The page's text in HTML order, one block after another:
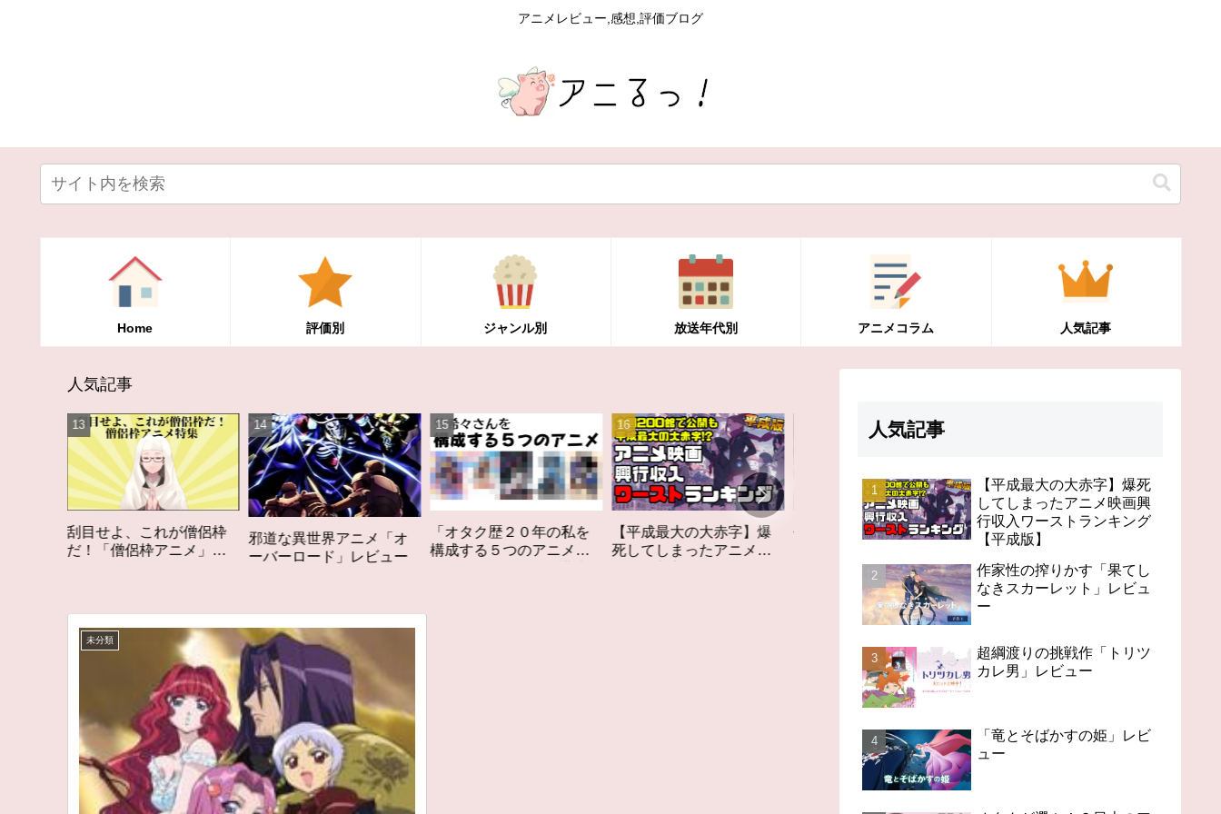
アニメレビュー,感想,評価ブログ
Home 評価別 ジャンル別 放送年代別 アニメコラム 人気記事
人気記事
邪道な異世界アニメ「オ
ーバーロード」レビュー
「オタク歴２０年の私を
構成する５つのアニメ」
アニメコラム #私を構成す
【平成最大の大赤字】爆
死してしまったアニメ映
作家性の搾りかす「果て
しなきスカーレット」レ
98分の無感動「未来のミ
ライ」レビュー
オタクが選ぶ！？日本の
アニメの歴史を変えたス
ゴいアニメ１４
未分類
人気記事
【平成最大の大赤字】爆死
してしまったアニメ映画興
行収入ワーストランキング
【平成版】
作家性の搾りかす「果てし
なきスカーレット」レビュ
ー
超綱渡りの挑戦作「トリツ
カレ男」レビュー
「竜とそばかすの姫」レビ
ュー